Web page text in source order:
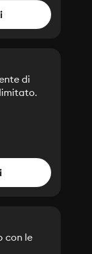
di
con le